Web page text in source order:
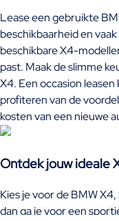
Lease een gebruikte
beschikbaarheid en
beschikbare X4-
past. Maak de slimme
X4. Een occasion
profiteren van de
kosten van een nieuwe
Ontdek jouw ideale
Kies je voor de BMW
dan ga je voor een